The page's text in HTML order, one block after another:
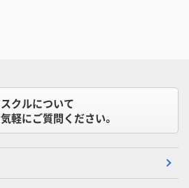
クルについて
軽にご質問ください。